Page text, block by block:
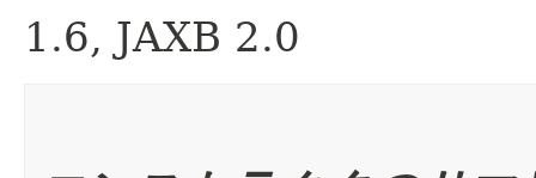
1.6, JAXB 2.0